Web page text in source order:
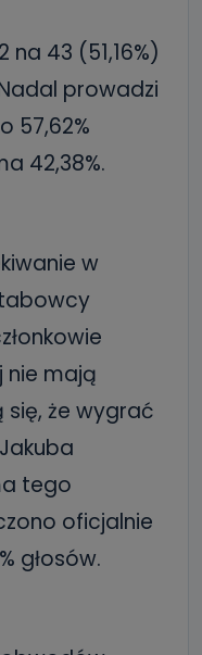
na 43 (51,16%)
prowadzi
57,62%
42,38%.
w
nie mają
się, że wygrać
tego
oficjalnie
głosów.